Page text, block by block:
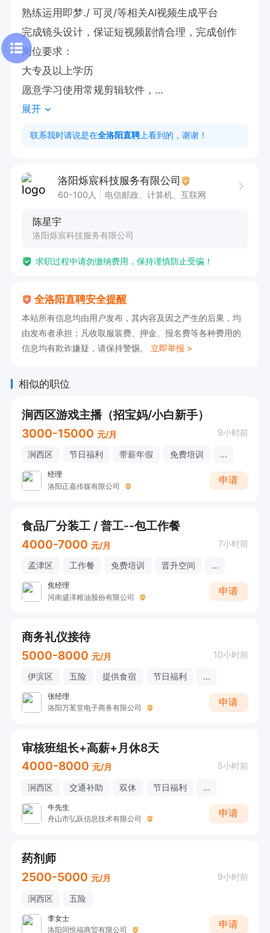
熟练运用即梦./ 可灵/等相关AI视频生成平台
完成镜头设计，保证短视频剧情合理，完成创作
岗位要求：
大专及以上学历
愿意学习使用常规剪辑软件，
有剪辑思维，有剪辑经验可放宽要求
工作时间：早8.30-12：00 下午13:00-18:00
展开
联系我时请说是在全洛阳直聘 上看到的，谢谢！
洛阳烁宸科技服务有限公司
60-100人 电信邮政、计算机、互联网
陈星宇
洛阳烁宸科技服务有限公司
求职过程中请勿缴纳费用，保持谨慎防止受骗！
全洛阳直聘安全提醒
本站所有信息均由用户发布，其内容及因之产生的后果，均
由发布者承担；凡收取服装费、押金、报名费等各种费用的
信息均有欺诈嫌疑，请保持警惕。 立即举报 >
相似的职位
涧西区游戏主播（招宝妈/小白新手）
3000-15000 元/月 9小时前
涧西区 节日福利 带薪年假 免费培训 ...
经理
洛阳正嘉传媒有限公司
申请
食品厂分装工 / 普工--包工作餐
4000-7000 元/月 7小时前
孟津区 工作餐 免费培训 晋升空间 ...
焦经理
河南盛泽粮油股份有限公司
申请
商务礼仪接待
5000-8000 元/月 10小时前
伊滨区 五险 提供食宿 节日福利 ...
张经理
洛阳万茗堂电子商务有限公司
申请
审核班组长+高薪+月休8天
4000-8000 元/月 5小时前
涧西区 交通补助 双休 节日福利 ...
牛先生
舟山市弘跃信息技术有限公司
申请
药剂师
2500-5000 元/月 9小时前
涧西区 五险
李女士
洛阳同悦福商贸有限公司
申请